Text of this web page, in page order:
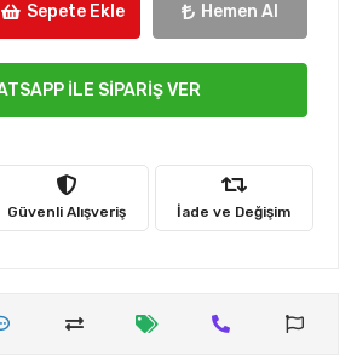
Sepete Ekle Hemen Al
İLE SİPARİŞ VER
Güvenli Alışveriş İade ve Değişim